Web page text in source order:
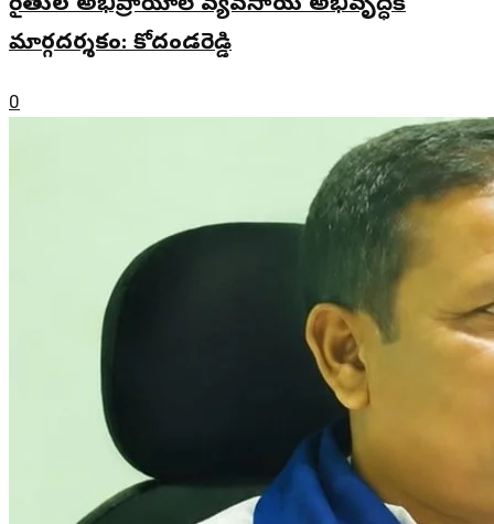
మార్గదర్శకం: కోదండరెడ్డి
0